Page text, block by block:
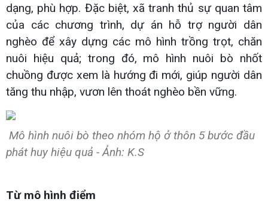
dạng, phù hợp. Đặc biệt, xã tranh thủ sự quan tâm
của các chương trình, dự án hỗ trợ người dân
nghèo để xây dựng các mô hình trồng trọt, chăn
nuôi hiệu quả; trong đó, mô hình nuôi bò nhốt
chuồng được xem là hướng đi mới, giúp người dân
tăng thu nhập, vươn lên thoát nghèo bền vững.
Mô hình nuôi bò theo nhóm hộ ở thôn 5 bước đầu
phát huy hiệu quả - Ảnh: K.S
Từ mô hình điểm